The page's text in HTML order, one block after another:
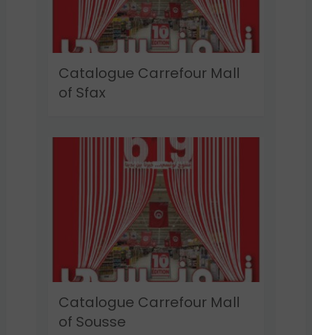
Catalogue Carrefour Mall
of Sfax
Catalogue Carrefour Mall
of Sousse